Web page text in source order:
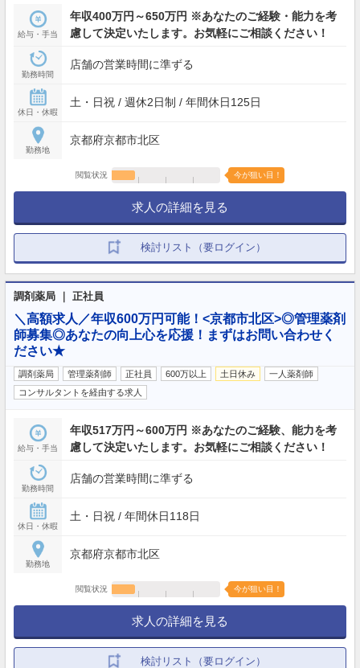
給与・手当
年収400万円～650万円 ※あなたのご経験・能力を考
慮して決定いたします。お気軽にご相談ください！
勤務時間
店舗の営業時間に準ずる
休日・休暇
土・日祝 / 週休2日制 / 年間休日125日
勤務地
京都府京都市北区
閲覧状況 今が狙い目！
求人の詳細を見る
検討リスト（要ログイン）
調剤薬局 ｜ 正社員
＼高額求人／年収600万円可能！<京都市北区>◎管理薬剤
師募集◎あなたの向上心を応援！まずはお問い合わせく
ださい★
調剤薬局 管理薬剤師 正社員 600万以上 土日休み
一人薬剤師
コンサルタントを経由する求人
給与・手当
年収517万円～600万円 ※あなたのご経験、能力を考
慮して決定いたします。お気軽にご相談ください！
勤務時間
店舗の営業時間に準ずる
休日・休暇
土・日祝 / 年間休日118日
勤務地
京都府京都市北区
閲覧状況 今が狙い目！
求人の詳細を見る
検討リスト（要ログイン）